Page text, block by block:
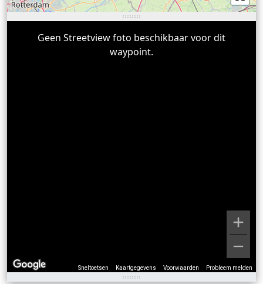
Sneltoetsen Kaartgegevens Voorwaarden Probleem melden
Geen Streetview foto beschikbaar voor dit
waypoint.